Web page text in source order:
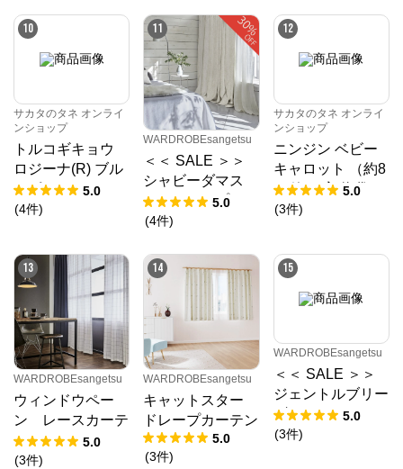
10
サカタのタネ オンライ
ンショップ
トルコギキョウ
ロジーナ(R) ブル
ーピコティー (ve
r.2) （PS約35
5.0
(4件)
11
WARDROBEsangetsu
＜＜ SALE ＞＞
シャビーダマス
ク ドレープカー
テン
5.0
(4件)
12
サカタのタネ オンライ
ンショップ
ニンジン ベビー
キャロット （約8
00粒） 実咲 袋
5.0
(3件)
13
WARDROBEsangetsu
ウィンドウペー
ン レースカーテ
ン
5.0
(3件)
14
WARDROBEsangetsu
キャットスター
ドレープカーテン
5.0
(3件)
15
WARDROBEsangetsu
＜＜ SALE ＞＞
ジェントルブリー
ズ チョコ／レー
スカーテンライト
5.0
(3件)